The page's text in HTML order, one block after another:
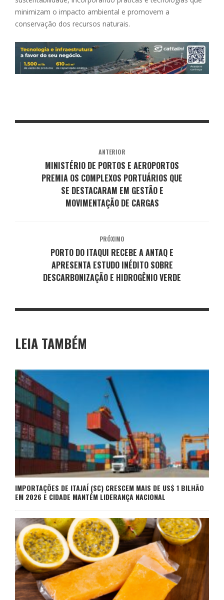
minimizam o impacto ambiental e promovem a
conservação dos recursos naturais.
ANTERIOR
MINISTÉRIO DE PORTOS E AEROPORTOS
PREMIA OS COMPLEXOS PORTUÁRIOS QUE
SE DESTACARAM EM GESTÃO E
MOVIMENTAÇÃO DE CARGAS
PRÓXIMO
PORTO DO ITAQUI RECEBE A ANTAQ E
APRESENTA ESTUDO INÉDITO SOBRE
DESCARBONIZAÇÃO E HIDROGÊNIO VERDE
LEIA TAMBÉM
IMPORTAÇÕES DE ITAJAÍ (SC) CRESCEM MAIS DE US$ 1 BILHÃO
EM 2026 E CIDADE MANTÉM LIDERANÇA NACIONAL